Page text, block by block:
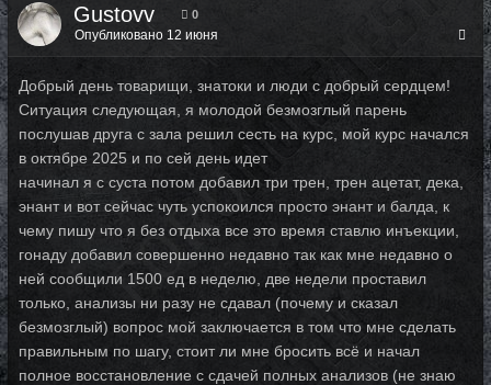
Gustovv 0
Опубликовано 12 июня
Добрый день товарищи, знатоки и люди с добрый сердцем!
Ситуация следующая, я молодой безмозглый парень
послушав друга с зала решил сесть на курс, мой курс начался
в октябре 2025 и по сей день идет
начинал я с суста потом добавил три трен, трен ацетат, дека,
энант и вот сейчас чуть успокоился просто энант и балда, к
чему пишу что я без отдыха все это время ставлю инъекции,
гонаду добавил совершенно недавно так как мне недавно о
ней сообщили 1500 ед в неделю, две недели проставил
только, анализы ни разу не сдавал (почему и сказал
безмозглый) вопрос мой заключается в том что мне сделать
правильным по шагу, стоит ли мне бросить всё и начал
полное восстановление с сдачей полных анализов (не знаю